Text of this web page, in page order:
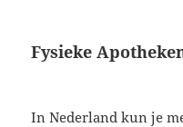
Fysieke
In Nederland kun je